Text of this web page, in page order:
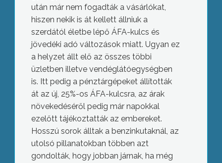
után már nem fogadták a vásárlókat,
hiszen nekik is át kellett állniuk a
szerdától életbe lépő ÁFA-kulcs és
jövedéki adó változások miatt. Ugyan ez
a helyzet állt elő az összes többi
üzletben illetve vendéglátóegységben
is. Itt pedig a pénztárgépeket állították
át az új, 25%-os ÁFA-kulcsra, az árak
növekedéséről pedig már napokkal
ezelőtt tájékoztatták az embereket.
Hosszú sorok álltak a benzinkutaknál, az
utolsó pillanatokban többen azt
gondolták, hogy jobban járnak, ha még